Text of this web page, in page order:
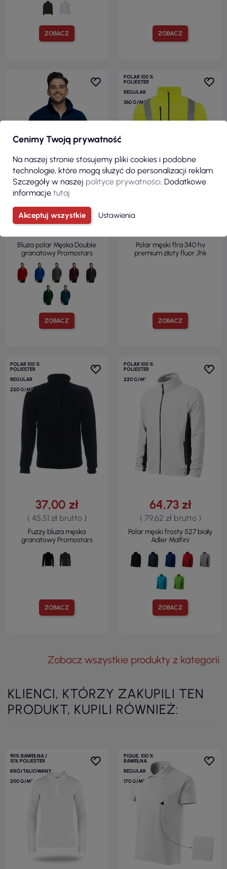
ZOBACZ ZOBACZ
ZOBACZ
87,80 zł
Bluza polar Męska Double
granatowy Promostars
POLAR 100 %
POLIESTER
REGULAR
360 G/M²
ZOBACZ
Polar męski flra 340 hv
premium złoty fluor Jhk
POLAR 100 %
POLIESTER
REGULAR
220 G/M²
ZOBACZ
37,00 zł
( 45,51 zł brutto )
Fuzzy bluza męska
granatowy Promostars
POLAR 100 %
POLIESTER
220 G/M²
ZOBACZ
64,73 zł
( 79,62 zł brutto )
Polar męski frosty 527 biały
Adler Malfini
Zobacz wszystkie produkty z kategorii
KLIENCI, KTÓRZY ZAKUPILI TEN
PRODUKT, KUPILI RÓWNIEŻ:
90% BAWEŁNA /
10% POLIESTER
KRÓJ TALIOWANY
200 G/M²
PIQUE, 100 %
BAWEŁNA
REGULAR
170 G/M²
Cenimy Twoją prywatność
Na naszej stronie stosujemy pliki cookies i podobne
technologie, które mogą służyć do personalizacji reklam.
Szczegóły w naszej polityce prywatności. Dodatkowe
informacje tutaj
Akceptuj wszystkie Ustawienia